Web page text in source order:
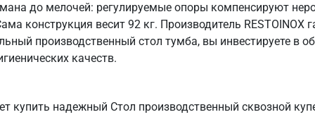
до мелочей: регулируемые опоры компенсируют
конструкция весит 92 кг. Производитель RESTOINOX
производственный стол тумба, вы инвестируете в
качеств.
купить надежный Стол производственный сквозной